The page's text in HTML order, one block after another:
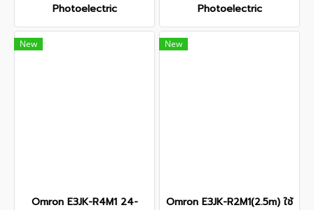
Photoelectric
Photoelectric
New
Omron E3JK-R4M1 24-
New
Omron E3JK-R2M1(2.5m) ใช้